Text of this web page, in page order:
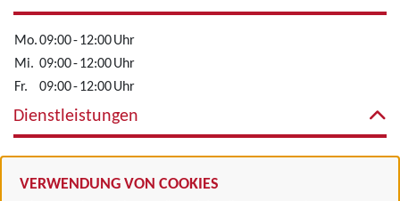
VERWENDUNG VON COOKIES
Mo.09:00-12:00Uhr
Mi. 09:00-12:00Uhr
Fr.
09:00-12:00Uhr
Dienstleistungen